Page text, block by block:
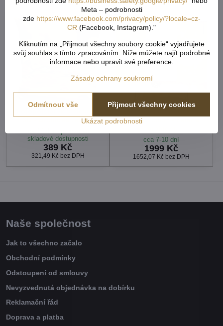
3D - Orchidea zelená
skladové dostupnosti
389 Kč
321,49 Kč bez DPH
2x150x250cm - Zelená
cca 7-10 dní
1999 Kč
1652,07 Kč bez DPH
Naše společnost
Jak to všechno začalo
Obchodní podmínky
Odstoupení od smlouvy
Nevyzvednutá objednávka na dobírku
Reklamační řád
Doprava a platba
Meta – podrobnosti
zde https://www.facebook.com/privacy/policy/?locale=cz-
CR (Facebook, Instagram)."
Kliknutím na „Přijmout všechny soubory cookie“ vyjadřujete
svůj souhlas s tímto zpracováním. Níže můžete najít podrobné
informace nebo upravit své preference.
Zásady ochrany soukromí
Ukázat podrobnosti
Přijmout všechny cookies
Odmítnout vše